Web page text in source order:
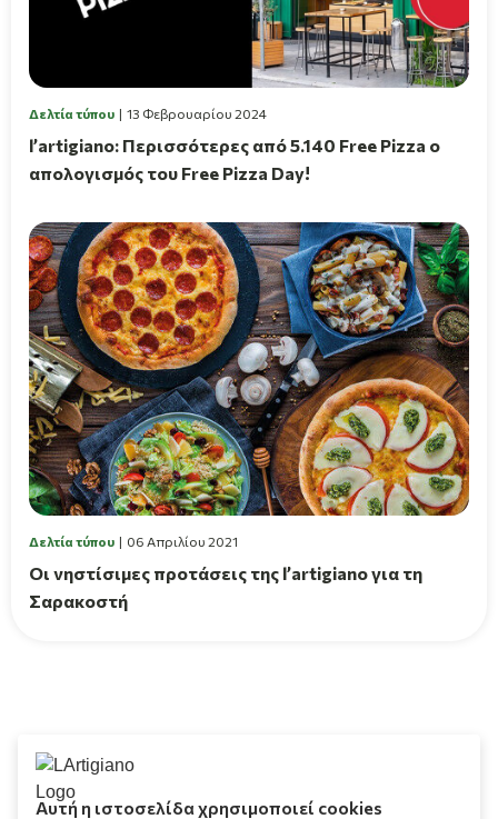
Δελτία τύπου 13 Φεβρουαρίου 2024
l’artigiano: Περισσότερες από 5.140 Free Pizza ο
απολογισμός του Free Pizza Day!
Δελτία τύπου 06 Απριλίου 2021
Οι νηστίσιμες προτάσεις της l’artigiano για τη
Σαρακοστή
Αυτή η ιστοσελίδα χρησιμοποιεί cookies